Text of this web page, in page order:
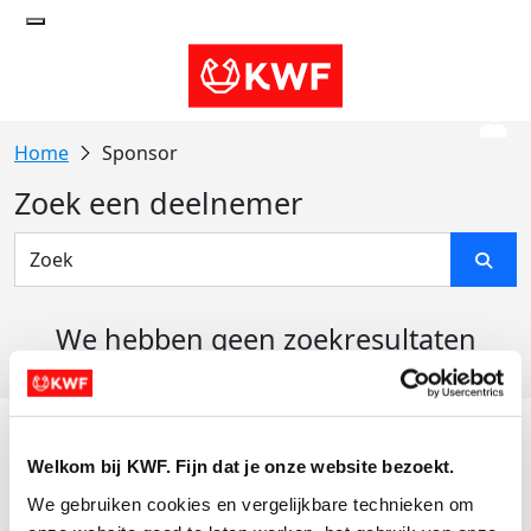
Welkom bij KWF. Fijn dat je onze website bezoekt.
We gebruiken cookies en vergelijkbare technieken om
Sponsor
Zoek een deelnemer
We hebben geen zoekresultaten
Actiematerialen
Evenementen